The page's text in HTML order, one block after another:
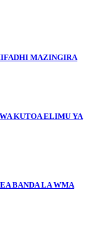
MAZINGIRA
KUTOA ELIMU YA
BANDA LA WMA